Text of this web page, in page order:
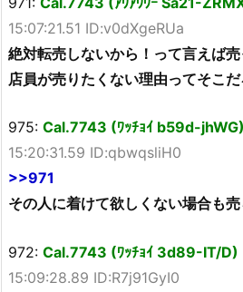
15:07:21.51 ID:v0dXgeRUa
絶対転売しないから！って言えば
店員が売りたくない理由ってそこだ
975: Cal.7743 (ﾜｯﾁｮｲ b59d-jhWG)
15:20:31.59 ID:qbwqsliH0
>>971
その人に着けて欲しくない場合も
972: Cal.7743 (ﾜｯﾁｮｲ 3d89-IT/D)
15:09:28.89 ID:R7j91GyI0